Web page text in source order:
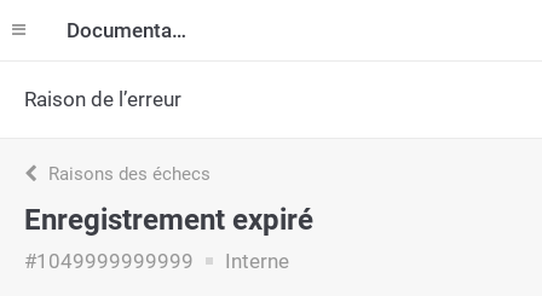
Documentation
Raison de l’erreur
Raisons des échecs
Enregistrement expiré
#1049999999999 Interne